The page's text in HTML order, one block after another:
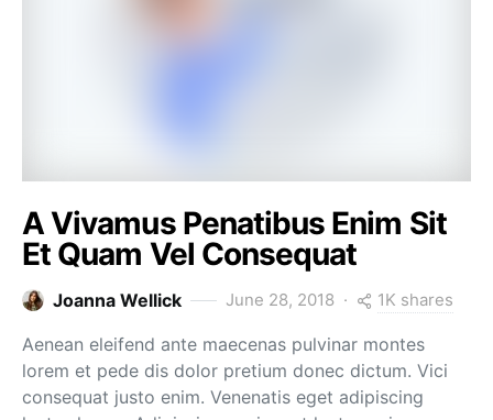
A Vivamus Penatibus Enim Sit
Et Quam Vel Consequat
Joanna Wellick June 28, 2018 1K shares
Aenean eleifend ante maecenas pulvinar montes
lorem et pede dis dolor pretium donec dictum. Vici
consequat justo enim. Venenatis eget adipiscing